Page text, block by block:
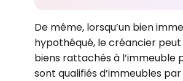
De même, lorsqu’un bien
hypothéqué, le créancier peut
biens rattachés à l’immeuble
sont qualifiés d’immeubles